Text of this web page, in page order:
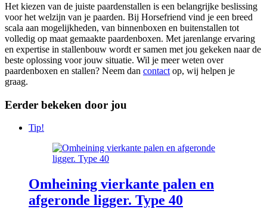
Het kiezen van de juiste paardenstallen is een belangrijke beslissing
voor het welzijn van je paarden. Bij Horsefriend vind je een breed
scala aan mogelijkheden, van binnenboxen en buitenstallen tot
volledig op maat gemaakte paardenboxen. Met jarenlange ervaring
en expertise in stallenbouw wordt er samen met jou gekeken naar de
beste oplossing voor jouw situatie. Wil je meer weten over
paardenboxen en stallen? Neem dan contact op, wij helpen je
graag.
Eerder bekeken door jou
Tip!
Omheining vierkante palen en
afgeronde ligger. Type 40